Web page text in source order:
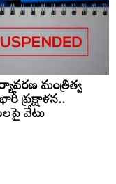
మంత్రిత్వ
ప్రక్షాళన..
వేటు